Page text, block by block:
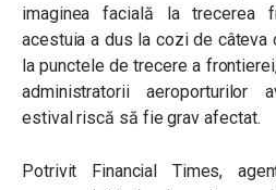
imaginea facială la trecerea
acestuia a dus la cozi de câteva
la punctele de trecere a
administratorii aeroporturilor
estival riscă să fie grav afectat.
Potrivit Financial Times,